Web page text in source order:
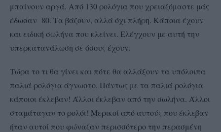
μπαίνουν αργά. Από 130 ρολόγια που χρειαζόμαστε μάς
έδωσαν 80. Τα βάζουν, αλλά όχι πλήρη. Κάποια έχουν
και ειδική σωλήνα που κλείνει. Ελέγχουν με αυτή την
υπερκατανάλωση σε όσους έχουν.
Τώρα το τι θα γίνει και πότε θα αλλάξουν τα υπόλοιπα
παλιά ρολόγια άγνωστο. Πάντως με τα παλιά ρολόγια
κάποιοι έκλεβαν! Άλλοι έκλεβαν από την σωλήνα. Άλλοι
σταμάταγαν το ρολόι! Μερικοί από αυτούς που έκλεβαν
ήταν αυτοί που φώναζαν περισσότερο την περασμένη